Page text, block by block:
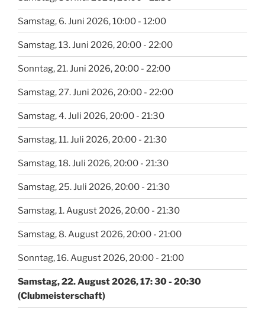
Samstag, 6. Juni 2026, 10:00 - 12:00
Samstag, 13. Juni 2026, 20:00 - 22:00
Sonntag, 21. Juni 2026, 20:00 - 22:00
Samstag, 27. Juni 2026, 20:00 - 22:00
Samstag, 4. Juli 2026, 20:00 - 21:30
Samstag, 11. Juli 2026, 20:00 - 21:30
Samstag, 18. Juli 2026, 20:00 - 21:30
Samstag, 25. Juli 2026, 20:00 - 21:30
Samstag, 1. August 2026, 20:00 - 21:30
Samstag, 8. August 2026, 20:00 - 21:00
Sonntag, 16. August 2026, 20:00 - 21:00
Samstag, 22. August 2026, 17: 30 - 20:30
(Clubmeisterschaft)